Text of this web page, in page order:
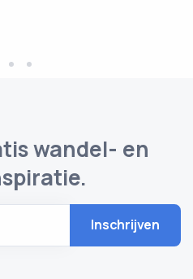
wandel- en